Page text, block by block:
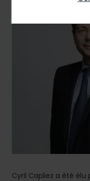
Cyril Capliez a été élu